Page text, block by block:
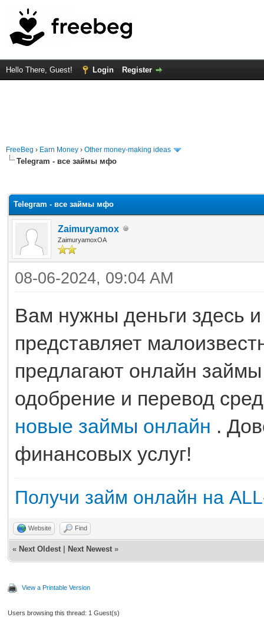
Hello There, Guest! Login Register
FreeBeg › Earn Money › Other money-making ideas
Telegram - все займы мфо
Telegram - все займы мфо
Zaimuryamox
ZaimuryamoxOA
08-06-2024, 09:04 AM
Вам нужны деньги здесь
представляет
предлагают онлайн
одобрение и перевод
новые займы онлайн .
финансовых услуг!
Получи займ онлайн на
Website Find
« Next Oldest Next Newest »
View a Printable Version
Users browsing this thread: 1 Guest(s)